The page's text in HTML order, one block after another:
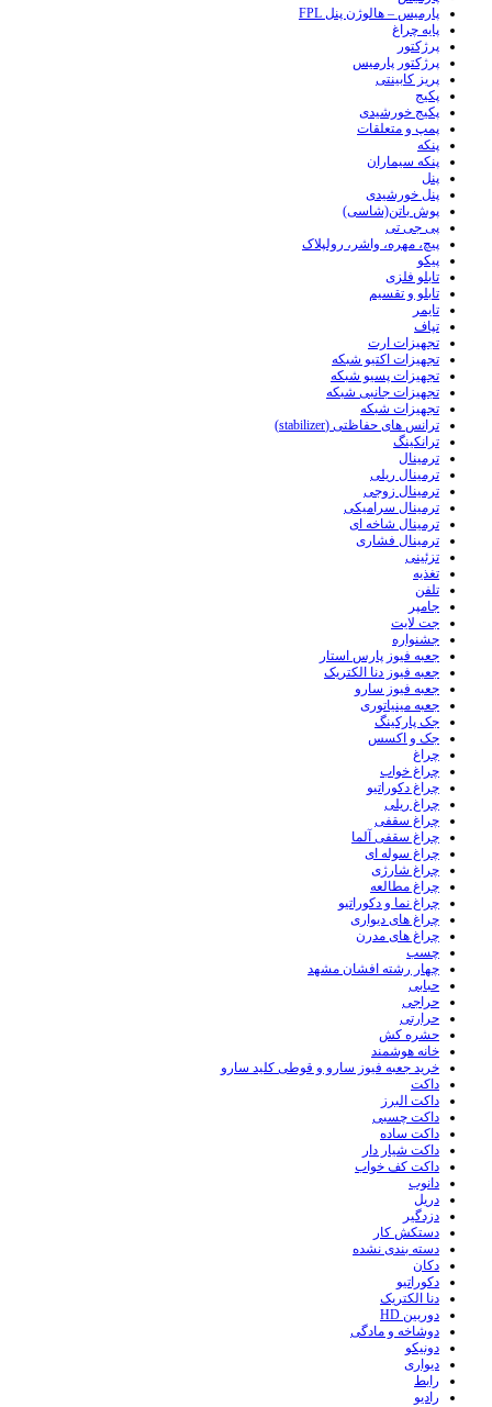
پارمیس – هالوژن پنل FPL
پایه چراغ
پرژکتور
پرژکتور پارمیس
پریز کابینتی
پکیج
پکیج خورشیدی
پمپ و متعلقات
پنکه
پنکه سیماران
پنل
پنل خورشیدی
پوش باتن(شاسی)
پی جی تی
پیچ، مهره، واشر، رولپلاک
پیکو
تابلو فلزی
تابلو و تقسیم
تایمر
تپاف
تجهیزات ارت
تجهیزات اکتیو شبکه
تجهیزات پسیو شبکه
تجهیزات جانبی شبکه
تجهیزات شبکه
ترانس های حفاظتی (stabilizer)
ترانکینگ
ترمینال
ترمینال ریلی
ترمینال زوجی
ترمینال سرامیکی
ترمینال شاخه ای
ترمینال فشاری
تزئینی
تغذیه
تلفن
جامپر
جت لایت
جشنواره
جعبه فیوز پارس استار
جعبه فیوز دنا الکتریک
جعبه فیوز سارو
جعبه مینیاتوری
جک پارکینگ
جک و اکسس
چراغ
چراغ خواب
چراغ دکوراتیو
چراغ ریلی
چراغ سقفی
چراغ سقفی آلما
چراغ سوله ای
چراغ شارژی
چراغ مطالعه
چراغ نما و دکوراتیو
چراغ های دیواری
چراغ های مدرن
چسب
چهار رشته افشان مشهد
حبابی
حراجی
حرارتی
حشره کش
خانه هوشمند
خرید جعبه فیوز سارو و قوطی کلید سارو
داکت
داکت البرز
داکت چسبی
داکت ساده
داکت شیار دار
داکت کف خواب
دانوب
دریل
دزدگیر
دستکش کار
دسته بندی نشده
دکان
دکوراتیو
دنا الکتریک
دوربین HD
دوشاخه و مادگی
دونیکو
دیواری
رابط
رادیو